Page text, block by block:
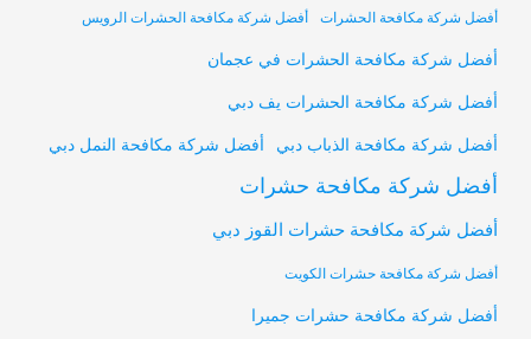
أفضل شركة مكافحة الحشرات أفضل شركة مكافحة الحشرات الرويس
أفضل شركة مكافحة الحشرات في عجمان
أفضل شركة مكافحة الحشرات يف دبي
أفضل شركة مكافحة الذباب دبي أفضل شركة مكافحة النمل دبي
أفضل شركة مكافحة حشرات
أفضل شركة مكافحة حشرات القوز دبي
أفضل شركة مكافحة حشرات الكويت
أفضل شركة مكافحة حشرات جميرا